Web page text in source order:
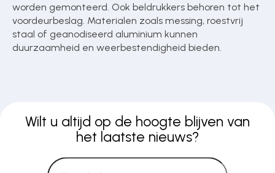
worden gemonteerd. Ook beldrukkers behoren tot het
voordeurbeslag. Materialen zoals messing, roestvrij
staal of geanodiseerd aluminium kunnen
duurzaamheid en weerbestendigheid bieden.
Wilt u altijd op de hoogte blijven van
het laatste nieuws?